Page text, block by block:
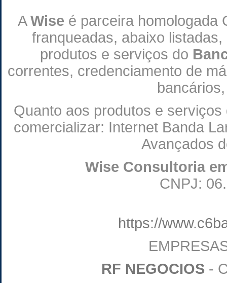
AWise é parceira homologada
franqueadas, abaixo
produtos e serviços do
correntes, credenciamento de
Quanto aos produtos e
comercializar: Internet Banda
Avançados
Wise Consultoria
CNPJ:
https://
RF NEGOCIOS -